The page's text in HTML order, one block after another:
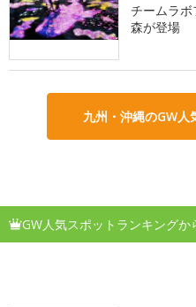
チームラ
森が登場
九州・沖縄のGW人
GW人気スポットランキングか